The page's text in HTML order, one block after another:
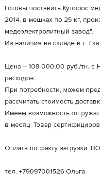
Готовы поставить Купорос
2014, в мешках по 25 кг,
медеэлектролитный завод".
Из наличия на складе в г.
Цена – 108 000,00 руб./тн. с
расходов.
При потребности, можем
рассчитать стоимость
Имеем возможность
в месяц. Товар
Оплата по факту
тел. +79097001526 Ольга